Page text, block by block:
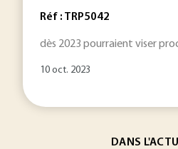
Réf : TRP5042
dès 2023 pourraient viser
10 oct. 2023
DANS